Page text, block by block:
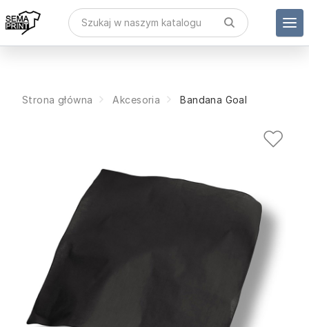
Strona główna Akcesoria Bandana Goal